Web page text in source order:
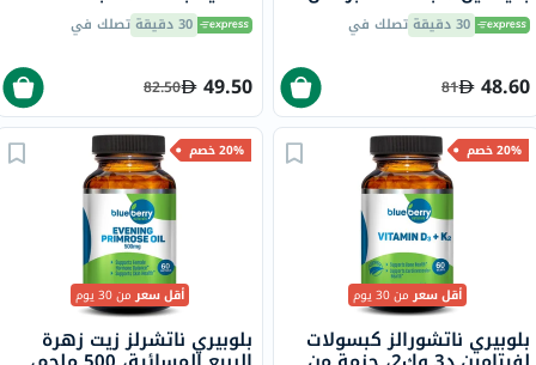
وحمض الهيالورونيك لإشراق
وترطيب البشرة 30 مل
30 دقيقة تصلك في
48.60
81
والمتشققة 4.8 جرام
30 دقيقة تصلك في
49.50
82.50
20% خصم
أقل سعرمن 30 يوم
بلوبيري ناتشورالز كبسولات
20% خصم
أقل سعرمن 30 يوم
بلوبيري ناتشرلز زيت زهرة